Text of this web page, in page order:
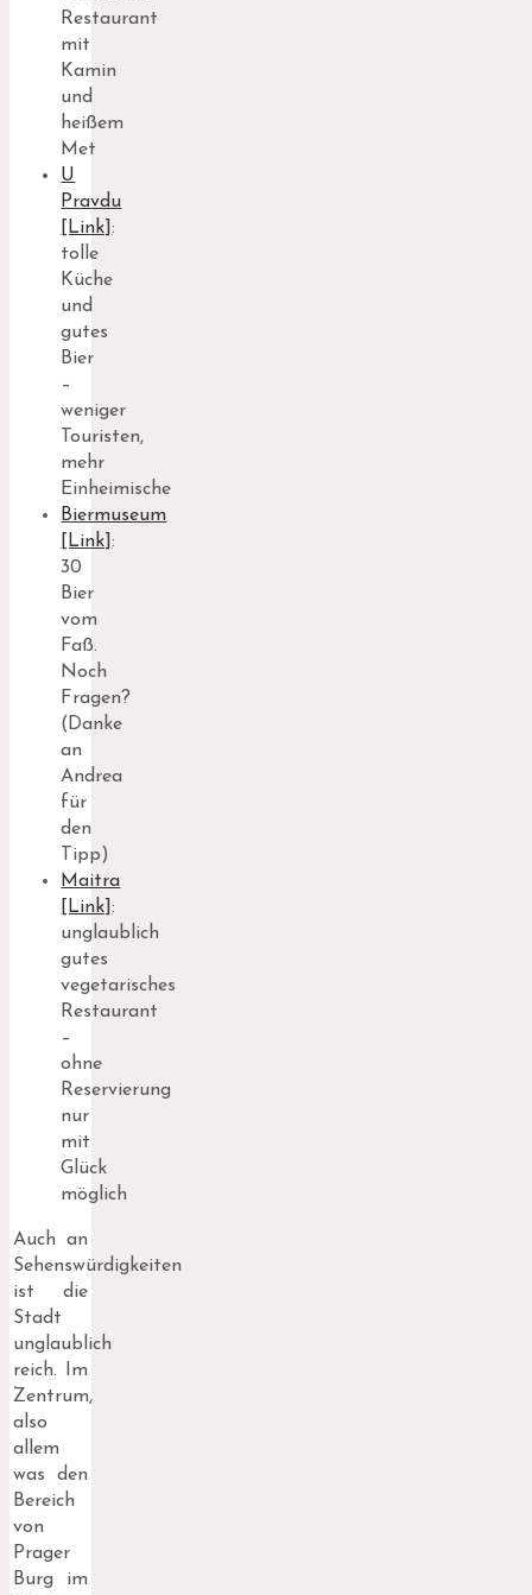
Restaurant
mit
Kamin
und
heißem
Met
U
Pravdu
[Link]:
tolle
Küche
und
gutes
Bier
–
weniger
Touristen,
mehr
Einheimische
Biermuseum
[Link]:
30
Bier
vom
Faß.
Noch
Fragen?
(Danke
an
Andrea
für
den
Tipp)
Maitra
[Link]:
unglaublich
gutes
vegetarisches
Restaurant
–
ohne
Reservierung
nur
mit
Glück
möglich
Auch an
Sehenswürdigkeiten
ist die
Stadt
unglaublich
reich. Im
Zentrum,
also
allem
was den
Bereich
von
Prager
Burg im